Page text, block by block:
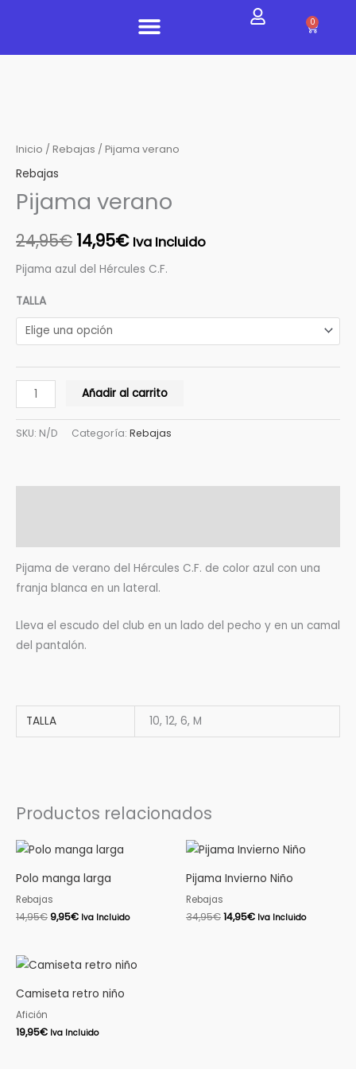
0
Carrito
Inicio / Rebajas / Pijama verano
Rebajas
Pijama verano
24,95€
precio
era:
24,95€.
14,95€
precio
es:
14,95€.
Iva Incluido
Pijama azul del Hércules C.F.
TALLA
cantidad
Añadir al carrito
SKU: N/D Categoría: Rebajas
Pijama de verano del Hércules C.F. de color azul con una
franja blanca en un lateral.
Lleva el escudo del club en un lado del pecho y en un camal
del pantalón.
TALLA 10, 12, 6, M
Productos relacionados
Polo manga larga
Rebajas
14,95€
El
precio
original
era:
14,95€.
9,95€
El
precio
actual
es:
Iva Incluido
Pijama Invierno Niño
Rebajas
34,95€
El
precio
original
era:
14,95€
El
precio
actual
es:
Iva Incluido
Camiseta retro niño
Afición
19,95€ Iva Incluido